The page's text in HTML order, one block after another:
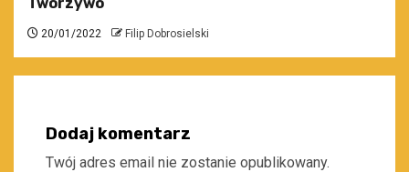
20/01/2022 Filip Dobrosielski
Dodaj komentarz
Twój adres email nie zostanie opublikowany.